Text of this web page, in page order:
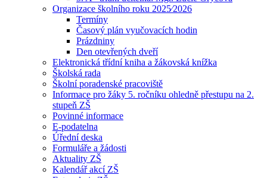
Organizace školního roku 2025⁄2026
Termíny
Časový plán vyučovacích hodin
Prázdniny
Den otevřených dveří
Elektronická třídní kniha a žákovská knížka
Školská rada
Školní poradenské pracoviště
Informace pro žáky 5. ročníku ohledně přestupu na 2.
stupeň ZŠ
Povinné informace
E-podatelna
Úřední deska
Formuláře a žádosti
Aktuality ZŠ
Kalendář akcí ZŠ